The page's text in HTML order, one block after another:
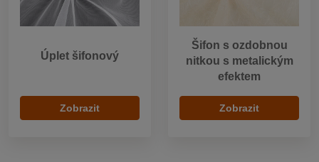
Úplet šifonový
Zobrazit
Šifon s ozdobnou
nitkou s metalickým
efektem
Zobrazit